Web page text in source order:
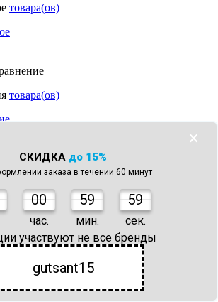
СКИДКА до 15%
заказа в течении 60 минут
00
час.
59
мин.
59
сек.
участвуют не все бренды
gutsant15
×
товара(ов)
товара(ов)
согласие с
конфиденциальности
согласие с